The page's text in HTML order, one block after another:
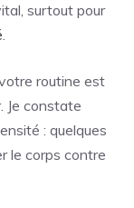
surtout pour
.
routine est
Je constate
: quelques
le corps contre